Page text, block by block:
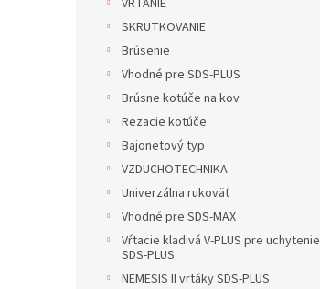
VŔTANIE
SKRUTKOVANIE
Brúsenie
Vhodné pre SDS-PLUS
Brúsne kotúče na kov
Rezacie kotúče
Bajonetový typ
VZDUCHOTECHNIKA
Univerzálna rukoväť
Vhodné pre SDS-MAX
Vŕtacie kladivá V-PLUS pre uchytenie
SDS-PLUS
NEMESIS II vrtáky SDS-PLUS